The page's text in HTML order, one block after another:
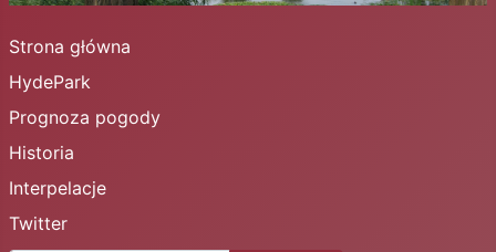
Strona główna
HydePark
Prognoza pogody
Historia
Interpelacje
Twitter